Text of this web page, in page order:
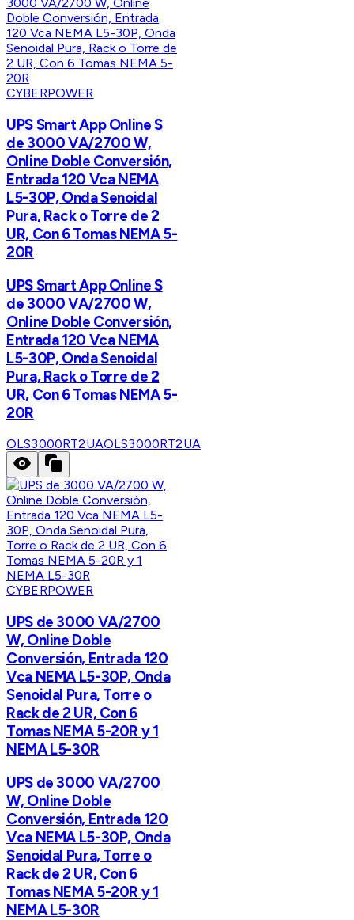
CYBERPOWER
UPS Smart App Online S
de 3000 VA/2700 W,
Online Doble Conversión,
Entrada 120 Vca NEMA
L5-30P, Onda Senoidal
Pura, Rack o Torre de 2
UR, Con 6 Tomas NEMA 5-
20R
UPS Smart App Online S
de 3000 VA/2700 W,
Online Doble Conversión,
Entrada 120 Vca NEMA
L5-30P, Onda Senoidal
Pura, Rack o Torre de 2
UR, Con 6 Tomas NEMA 5-
20R
OLS3000RT2UAOLS3000RT2UA
CYBERPOWER
UPS de 3000 VA/2700
W, Online Doble
Conversión, Entrada 120
Vca NEMA L5-30P, Onda
Senoidal Pura, Torre o
Rack de 2 UR, Con 6
Tomas NEMA 5-20R y 1
NEMA L5-30R
UPS de 3000 VA/2700
W, Online Doble
Conversión, Entrada 120
Vca NEMA L5-30P, Onda
Senoidal Pura, Torre o
Rack de 2 UR, Con 6
Tomas NEMA 5-20R y 1
NEMA L5-30R